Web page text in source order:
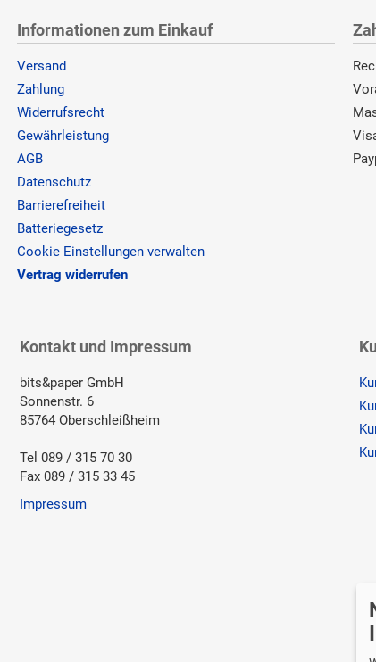
Informationen zum Einkauf
Versand
Zahlung
Widerrufsrecht
Gewährleistung
AGB
Datenschutz
Barrierefreiheit
Batteriegesetz
Cookie Einstellungen verwalten
Vertrag widerrufen
Kontakt und Impressum
bits&paper GmbH
Sonnenstr. 6
85764 Oberschleißheim
Tel 089 / 315 70 30
Fax 089 / 315 33 45
Impressum